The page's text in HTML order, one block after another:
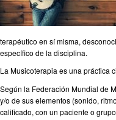
terapéutico en sí misma,
específico de la disciplina.
La Musicoterapia es una práctica
Según la Federación Mundial de
y/o de sus elementos (sonido,
calificado, con un paciente o